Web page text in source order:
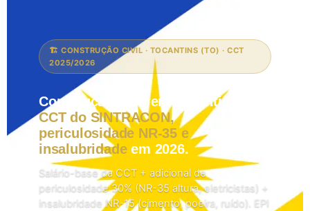
🏗️ CONSTRUÇÃO CIVIL · TOCANTINS (TO) · CCT
2025/2026
Construção Civil em Tocantins:
CCT do SINTRACON,
periculosidade NR-35 e
insalubridadeem 2026.
Salário-base da CCT + adicional de
periculosidade 30% (NR-35 altura, eletricistas) +
insalubridade NR-15 (cimento, poeira, ruído). EPI